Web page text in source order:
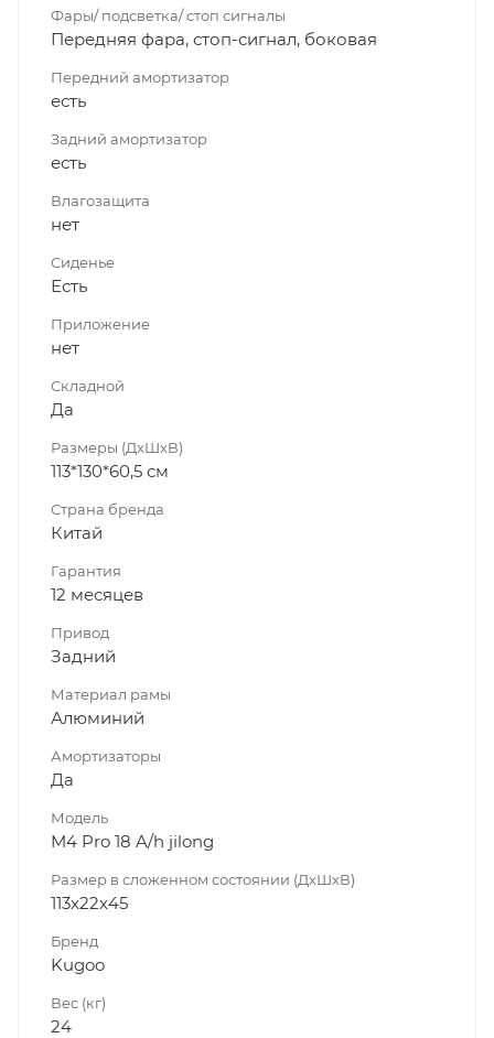
Фары/ подсветка/ стоп сигналы
Передняя фара, стоп-сигнал, боковая
Передний амортизатор
есть
Задний амортизатор
есть
Влагозащита
нет
Сиденье
Есть
Приложение
нет
Складной
Да
Размеры (ДхШхВ)
113*130*60,5 см
Страна бренда
Китай
Гарантия
12 месяцев
Привод
Задний
Материал рамы
Алюминий
Амортизаторы
Да
Модель
M4 Pro 18 A/h jilong
Размер в сложенном состоянии (ДхШхВ)
113х22х45
Бренд
Kugoo
Вес (кг)
24